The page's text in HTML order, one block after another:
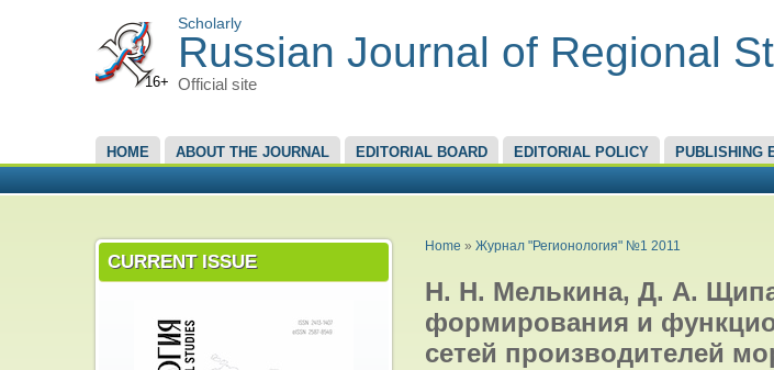
16+
Scholarly
Russian Journal of Regional
Official site
MAIN MENU
HOME ABOUT THE JOURNAL EDITORIAL BOARD EDITORIAL POLICY PUBLISHING
CURRENT ISSUE
YOU ARE HERE
Home » Журнал "Регионология" №1 2011
Н. Н. Мелькина, Д. А.
формирования и
сетей производителей